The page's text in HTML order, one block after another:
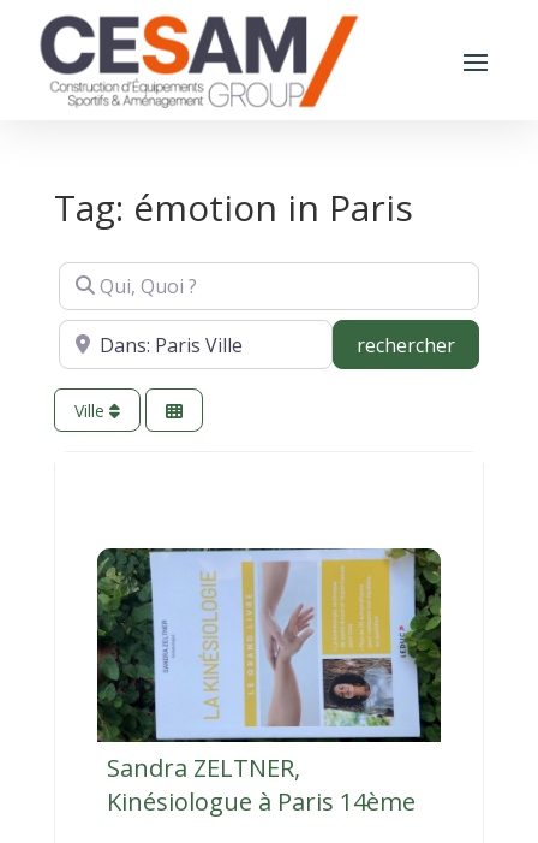
Tag: émotion in Paris
Qui, Quoi ?
Où ? rechercher
Ville
Sandra ZELTNER,
Kinésiologue à Paris 14ème